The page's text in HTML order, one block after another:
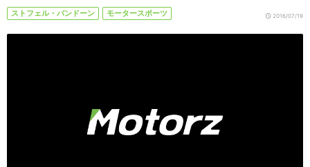
ストフェル・バンドーン モータースポーツ 2016/07/19